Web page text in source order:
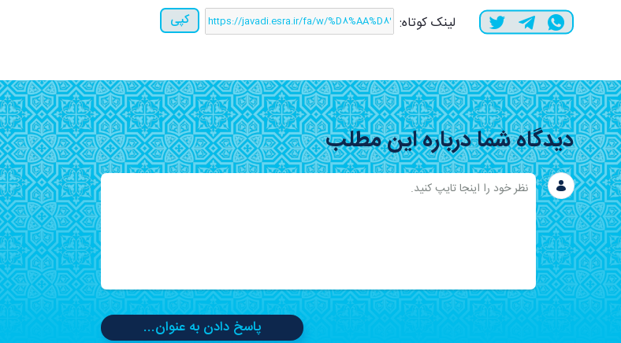
لینک کوتاه: کپی
دیدگاه شما درباره این مطلب
پاسخ دادن به عنوان...